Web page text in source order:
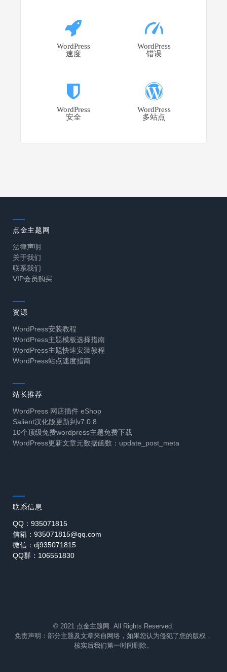
WordPress
速度
WordPress
错误
WordPress
安全
WordPress
多站点
点金主题网
法律声明
关于我们
联系我们
VIP会员购买
资源
WordPress安装教程
WordPress主题模板选择指南
WordPress主题快速安装教程
WordPress站点速度指南
站长推荐
WordPress 网店插件 eShop
Salient汉化版更新到v7.0.8
10个顶级免费wordpress主题免费下载
WordPress更新文章元数据函数：update_post_meta
联系信息
QQ：935071815
信箱：935071815@qq.com
微信：dj935071815
QQ群：106551830
© 2021 点金主题网. All Rights Reserved.
免责声明：部分主题及文章来自网络，如果您认为侵犯了您的版权，
核实后我们第一时间删除。